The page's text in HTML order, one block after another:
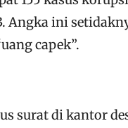
Angka ini
capek”.
surat di kantor